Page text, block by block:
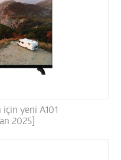
yeni A101
2025]